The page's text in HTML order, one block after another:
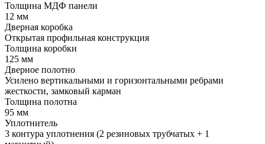
Толщина МДФ панели
12 мм
Дверная коробка
Открытая профильная конструкция
Толщина коробки
125 мм
Дверное полотно
Усилено вертикальными и горизонтальными ребрами
жесткости, замковый карман
Толщина полотна
95 мм
Уплотнитель
3 контура уплотнения (2 резиновых трубчатых + 1